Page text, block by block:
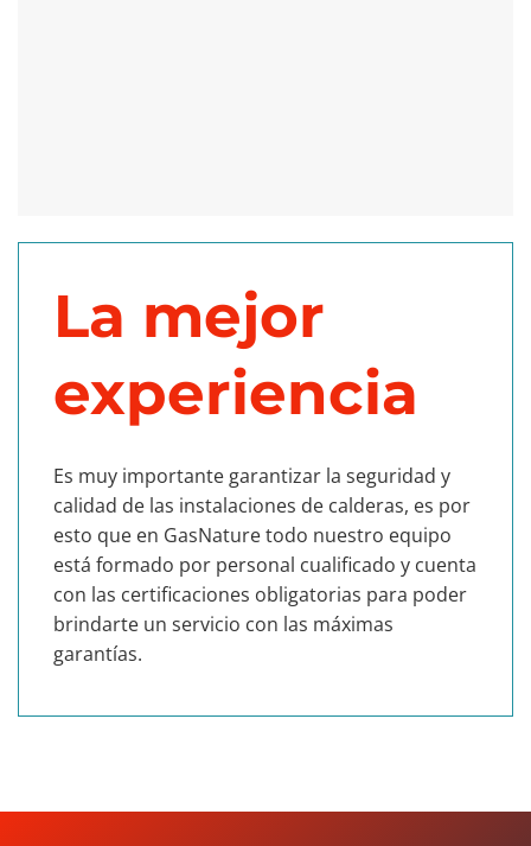
La mejor
experiencia
Es muy importante garantizar la seguridad y
calidad de las instalaciones de calderas, es por
esto que en GasNature todo nuestro equipo
está formado por personal cualificado y cuenta
con las certificaciones obligatorias para poder
brindarte un servicio con las máximas
garantías.